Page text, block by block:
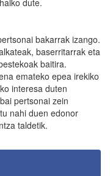
bakarrak izango.
baserritarrak eta
baitira.
emateko epea irekiko
interesa duten
pertsonai zein
nahi duen edonor
taldetik.